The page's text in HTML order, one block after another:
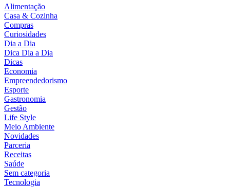
Alimentação
Casa & Cozinha
Compras
Curiosidades
Dia a Dia
Dica Dia a Dia
Dicas
Economia
Empreendedorismo
Esporte
Gastronomia
Gestão
Life Style
Meio Ambiente
Novidades
Parceria
Receitas
Saúde
Sem categoria
Tecnologia